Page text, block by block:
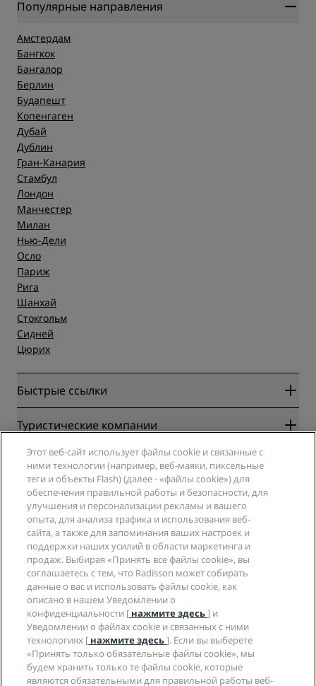
Популярные направления
Амстердам
Бангкок
Бангалор
Берлин
Будапешт
Копенгаген
Дубай
Дублин
Гран-Канария
Стамбул
Лондон
Манчестер
Милан
Нью-Дели
Осло
Париж
Рига
Шанхай
Стокгольм
Сидней
Цюрих
Быстрые ссылки
Radisson Rewards
Гарантия лучшей цены онлайн
Blog
Направления
Новые и будущие отели
Приложение Radisson Hotels
Отели со статусом Sports Approved
Отели для семейного отдыха
Охрана здоровья и безопасность
Туристические компании
Партнеры
Турагенты
Компания
Radisson Hotel Group
СМИ
Вакансии в RHG
Вакансии в PPHE
Вакансии в EHL
The Club by RHG
Возможности развития
Социально ответственный бизнес
Закупки
Юридическая информация
Центр конфиденциальности
Правовая оговорка
Условия и положения программы Radisson Rewards
Соглашение о пользовании сайтом
Цифровая доступность
Заявление о современном рабстве
Помощь
Уведомления для клиентов
Контактная информация
Часто задаваемые вопросы
Карта сайта
Социальные сети
Бренды Radisson Hotels
Этот веб-сайт использует файлы cookie и связанные с
ними технологии (например, веб-маяки, пиксельные
теги и объекты Flash) (далее - «файлы cookie») для
обеспечения правильной работы и безопасности, для
улучшения и персонализации рекламы и вашего
опыта, для анализа трафика и использования веб-
сайта, а также для запоминания ваших настроек и
поддержки наших усилий в области маркетинга и
продаж. Выбирая «Принять все файлы cookie», вы
соглашаетесь с тем, что Radisson может собирать
данные о вас и использовать файлы cookie, как
описано в нашем Уведомлении о
конфиденциальности [ нажмите здесь] и
Уведомлении о файлах cookie и связанных с ними
технологиях [ нажмите здесь]. Если вы выберете
«Принять только обязательные файлы cookie», мы
будем хранить только те файлы cookie, которые
являются обязательными для правильной работы веб-